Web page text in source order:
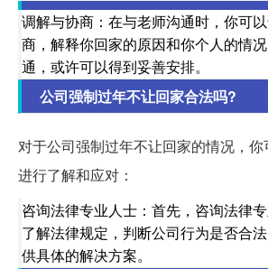
调解与协商：在与老师沟通时，你可
商，解释你回家的原因和你个人的情
通，或许可以得到妥善安排。
公司强制过年不让回家合法吗?
对于公司强制过年不让回家的情况，
进行了解和应对：
咨询法律专业人士：首先，咨询法律
了解法律规定，判断公司行为是否合
供具体的解决方案。